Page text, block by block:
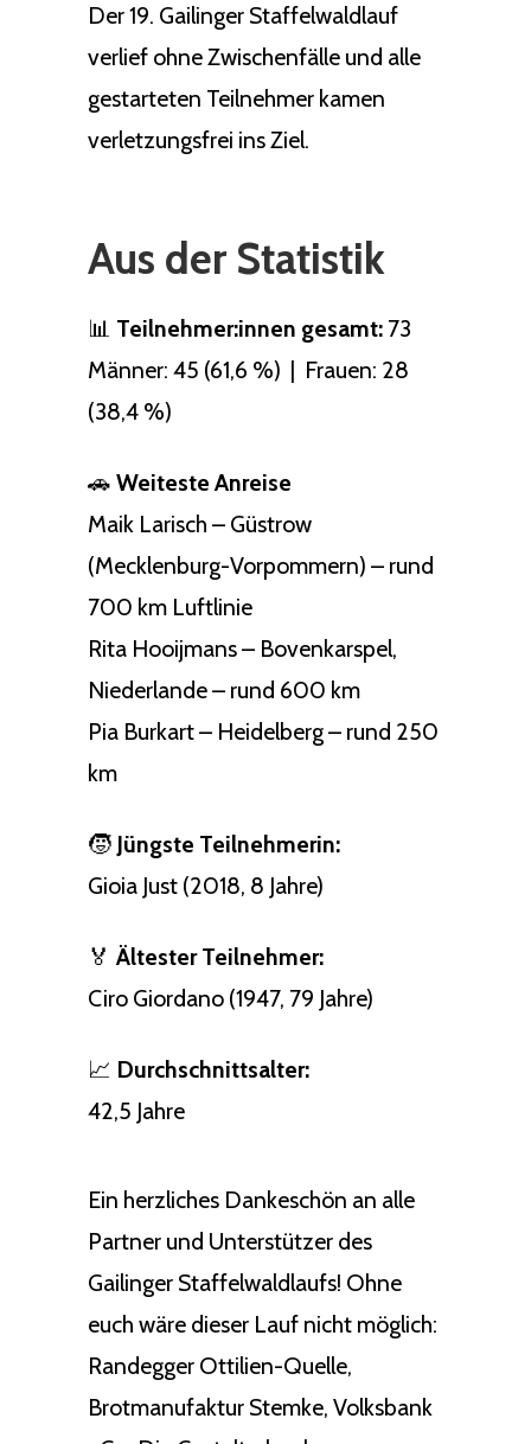
Der 19. Gailinger Staffelwaldlauf
verlief ohne Zwischenfälle und alle
gestarteten Teilnehmer kamen
verletzungsfrei ins Ziel.
Aus der Statistik
📊 Teilnehmer:innen gesamt: 73
Männer: 45 (61,6 %) | Frauen: 28
(38,4 %)
🚗 Weiteste Anreise
Maik Larisch – Güstrow
(Mecklenburg-Vorpommern) – rund
700 km Luftlinie
Rita Hooijmans – Bovenkarspel,
Niederlande – rund 600 km
Pia Burkart – Heidelberg – rund 250
km
🧒 Jüngste Teilnehmerin:
Gioia Just (2018, 8 Jahre)
🏅 Ältester Teilnehmer:
Ciro Giordano (1947, 79 Jahre)
📈 Durchschnittsalter:
42,5 Jahre
Ein herzliches Dankeschön an alle
Partner und Unterstützer des
Gailinger Staffelwaldlaufs! Ohne
euch wäre dieser Lauf nicht möglich:
Randegger Ottilien-Quelle,
Brotmanufaktur Stemke, Volksbank